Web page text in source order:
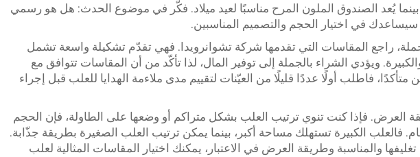
يُعد الصندوق الملون المرح مناسبًا لعيد ميلاد. فكّر في موضوع الحدث: هل هو رسمي
في اختيار الحجم والتصميم المناسبين.
راجع المقاسات التي تقدمها شركة تشوانرويدا. فهي تقدّم تشكيلة واسعة تشمل
ويؤدي الشراء بالجملة إلى توفير المال، لذا تأكّد من أن المقاسات تتوافق مع
متأكدًا، فاطلب أولًا عددًا قليلًا من العيّنات لتقييم مدى ملاءمة الهدايا للعلب قبل إجراء
العرض. فإذا كنت تنوي ترتيب العلب بشكل متراكم أو وضعها على الطاولة، فإن الحجم
فالعلب الكبيرة تستهلك مساحة أكبر، بينما يمكن ترتيب العلب الصغيرة بطريقة جذّابة.
تغليفها والمناسبة وطريقة العرض في الاعتبار، يمكنك اختيار المقاسات المثالية لعلب